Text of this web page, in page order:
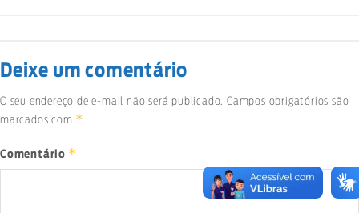
Deixe um comentário
O seu endereço de e-mail não será publicado. Campos obrigatórios são
marcados com *
Comentário *